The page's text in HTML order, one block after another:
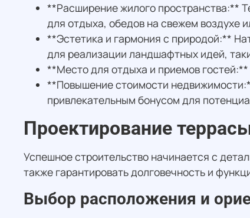
**Расширение жилого пространства:**
для отдыха, обедов на свежем воздухе
**Эстетика и гармония с природой:**
для реализации ландшафтных идей,
**Место для отдыха и приемов
**Повышение стоимости
привлекательным бонусом для
Проектирование
Успешное строительство начинается с
также гарантировать долговечность и
Выбор расположения и